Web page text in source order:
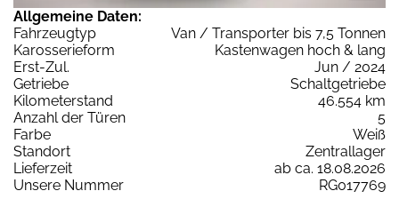
Allgemeine Daten:
Fahrzeugtyp
Van / Transporter bis 7,5 Tonnen
Karosserieform
Kastenwagen hoch & lang
Erst-Zul.
Jun / 2024
Getriebe
Schaltgetriebe
Kilometerstand
46.554 km
Anzahl der Türen
5
Farbe
Weiß
Standort
Zentrallager
Lieferzeit
ab ca. 18.08.2026
Unsere Nummer
RG017769